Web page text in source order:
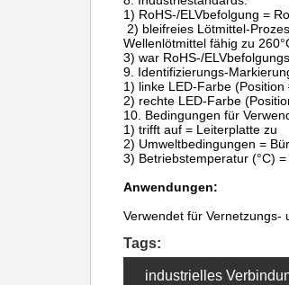
1) RoHS-/ELVbefolgung =
2) bleifreies Lötmittel-
Wellenlötmittel fähig zu
3) war RoHS-/
9. Identifizierungs-
1) linke LED-Farbe
2) rechte LED-Farbe
10. Bedingungen für
1) trifft auf = Leiterplatte zu
2) Umweltbedingungen =
3) Betriebstemperatur (°C)
Anwendungen:
Verwendet für Vernetzungs-
Tags:
industrielles